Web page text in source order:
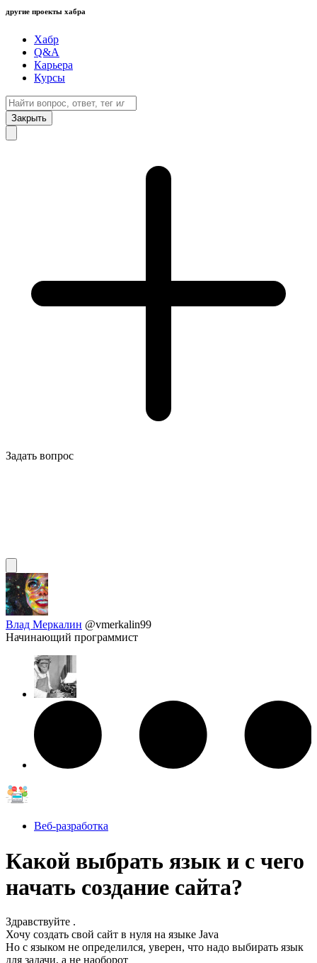
другие проекты хабра
Хабр
Q&A
Карьера
Курсы
Закрыть
Задать вопрос
Влад Меркалин @vmerkalin99
Начинающий программист
Веб-разработка
Какой выбрать язык и с чего
начать создание сайта?
Здравствуйте .
Хочу создать свой сайт в нуля на языке Java
Но с языком не определился, уверен, что надо выбирать язык
для задачи, а не наоборот